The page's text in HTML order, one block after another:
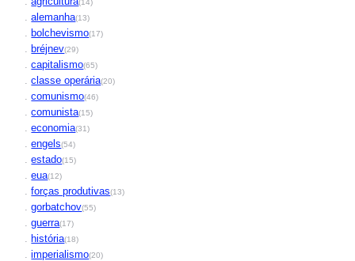
.alemanha(13)
.bolchevismo(17)
.bréjnev(29)
.capitalismo(65)
.classe operária(20)
.comunismo(46)
.comunista(15)
.economia(31)
.engels(54)
.estado(15)
.eua(12)
.forças produtivas(13)
.gorbatchov(55)
.guerra(17)
.história(18)
.imperialismo(20)